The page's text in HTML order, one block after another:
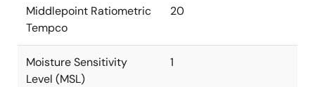
Middlepoint Ratiometric
Tempco
20
Moisture Sensitivity
Level (MSL)
1